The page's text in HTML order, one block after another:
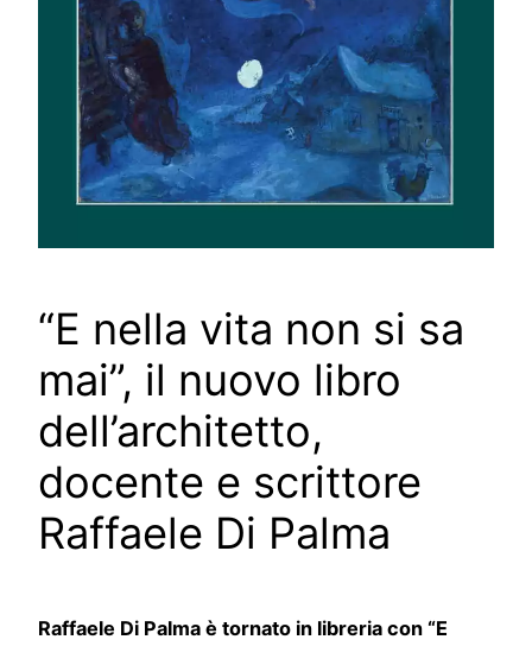
“E nella vita non si sa
mai”, il nuovo libro
dell’architetto,
docente e scrittore
Raffaele Di Palma
Raffaele Di Palma è tornato in libreria con “E